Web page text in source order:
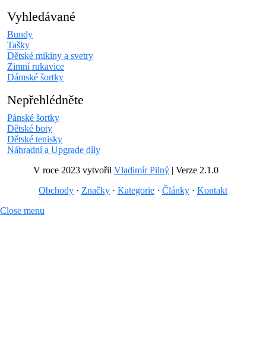
Vyhledávané
Bundy
Tašky
Dětské mikiny a svetry
Zimní rukavice
Dámské šortky
Nepřehlédněte
Pánské šortky
Dětské boty
Dětské tenisky
Náhradní a Upgrade díly
V roce 2023 vytvořil Vladimír Pilný | Verze 2.1.0
Obchody · Značky · Kategorie · Články · Kontakt
Close menu